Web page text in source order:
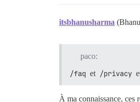
itsbhanusharma
paco:
/faq et /privacy
À ma connaissance, ces